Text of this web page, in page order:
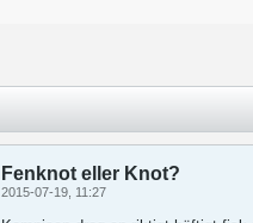
Fenknot eller Knot?
2015-07-19, 11:27